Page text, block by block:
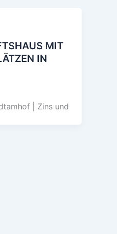
MIT
IN
| Zins und